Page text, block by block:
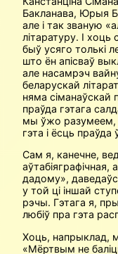
Бакланава, Юрыя
але і так званую
літаратуру. І
быў усяго толькі
што ён апісваў
але насамрэч
беларускай
няма сіманаўскай
праўда гэтага
мы ўжо разумеем,
гэта і ёсць
Сам я, канечне,
дадому»,
у той ці іншай
рэчы. Гэтага я,
любіў пра гэта
Хоць, напрыклад,
«Мёртвым не